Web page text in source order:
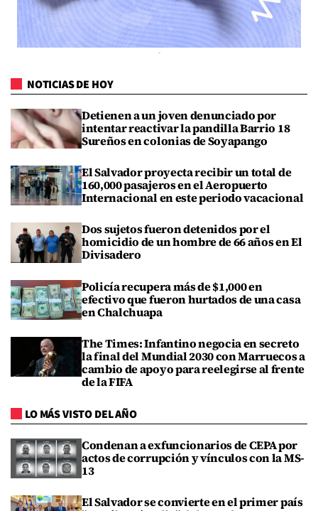
NOTICIAS DE HOY
Detienen a un joven denunciado por
intentar reactivar la pandilla Barrio 18
Sureños en colonias de Soyapango
El Salvador proyecta recibir un total de
160,000 pasajeros en el Aeropuerto
Internacional en este periodo vacacional
Dos sujetos fueron detenidos por el
homicidio de un hombre de 66 años en El
Divisadero
Policía recupera más de $1,000 en
efectivo que fueron hurtados de una casa
en Chalchuapa
The Times: Infantino negocia en secreto
la final del Mundial 2030 con Marruecos a
cambio de apoyo para reelegirse al frente
de la FIFA
LO MÁS VISTO DEL AÑO
Condenan a exfuncionarios de CEPA por
actos de corrupción y vínculos con la MS-
13
El Salvador se convierte en el primer país